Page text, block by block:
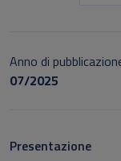
Anno di
07/2025
Presentazione